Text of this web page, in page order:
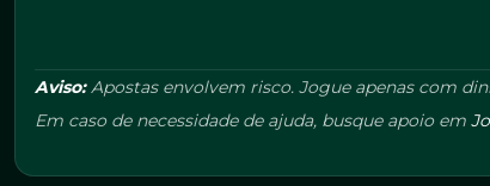
Aviso:Apostas envolvem risco. Jogue apenas com
Em caso de necessidade de ajuda, busque apoio em